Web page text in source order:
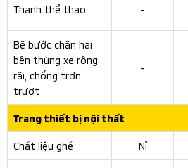
Về trang bị an toàn, All-New
nghệ an toàn chủ động thông
Safety Sensing (MMSS), bao
Hệ thống cảnh báo và giảm
(FCM)
Hệ thống kiểm soát hành
Hệ thống cảnh báo lệch làn